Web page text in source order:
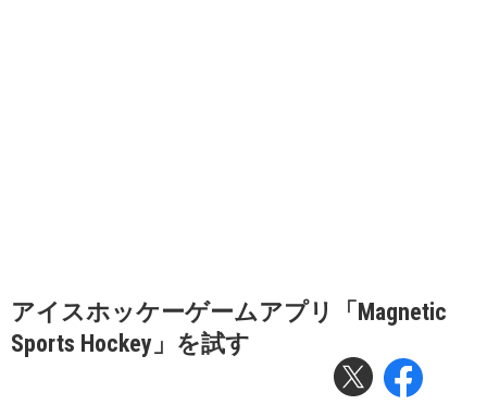
アイスホッケーゲームアプリ「Magnetic
Sports Hockey」を試す